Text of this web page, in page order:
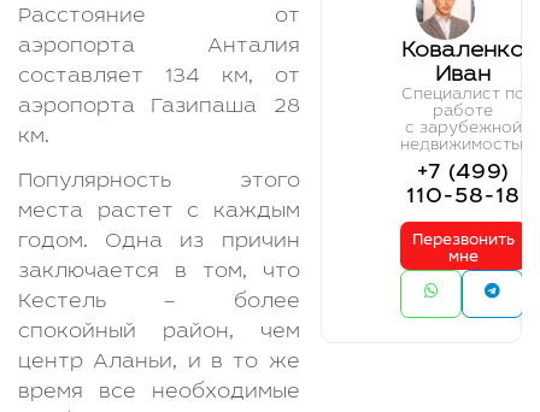
Расстояние от
аэропорта Анталия
составляет 134 км, от
аэропорта Газипаша 28
км.
Популярность этого
места растет с каждым
годом. Одна из причин
заключается в том, что
Кестель – более
спокойный район, чем
центр Аланьи, и в то же
время все необходимые
Коваленко
Иван
Cпециалист по
работе
с зарубежной
недвижимостью
+7 (499)
110-58-18
Перезвонить
мне